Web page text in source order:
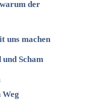
der
uns machen
Scham